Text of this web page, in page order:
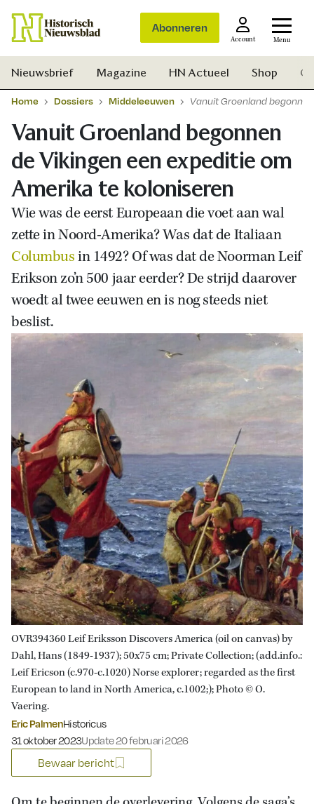
Abonneren
Account Menu
Zoek
Nieuwsbrief Magazine HN Actueel Shop
Home Dossiers Middeleeuwen Vanuit Groenland
Vanuit Groenland begonnen
de Vikingen een expeditie om
Amerika te koloniseren
Wie was de eerst Europeaan die voet aan wal
zette in Noord-Amerika? Was dat de Italiaan
Columbusin 1492? Of was dat de Noorman Leif
Erikson zo’n 500 jaar eerder? De strijd daarover
woedt al twee eeuwen en is nog steeds niet
beslist.
OVR394360 Leif Eriksson Discovers America (oil on canvas) by
Dahl, Hans (1849-1937); 50x75 cm; Private Collection; (add.info.:
Leif Ericson (c.970-c.1020) Norse explorer; regarded as the first
European to land in North America, c.1002;); Photo © O.
Vaering.
Eric PalmenHistoricus
Gepubliceerd op:
31 oktober 2023Update 20 februari 2026
Bewaar bericht